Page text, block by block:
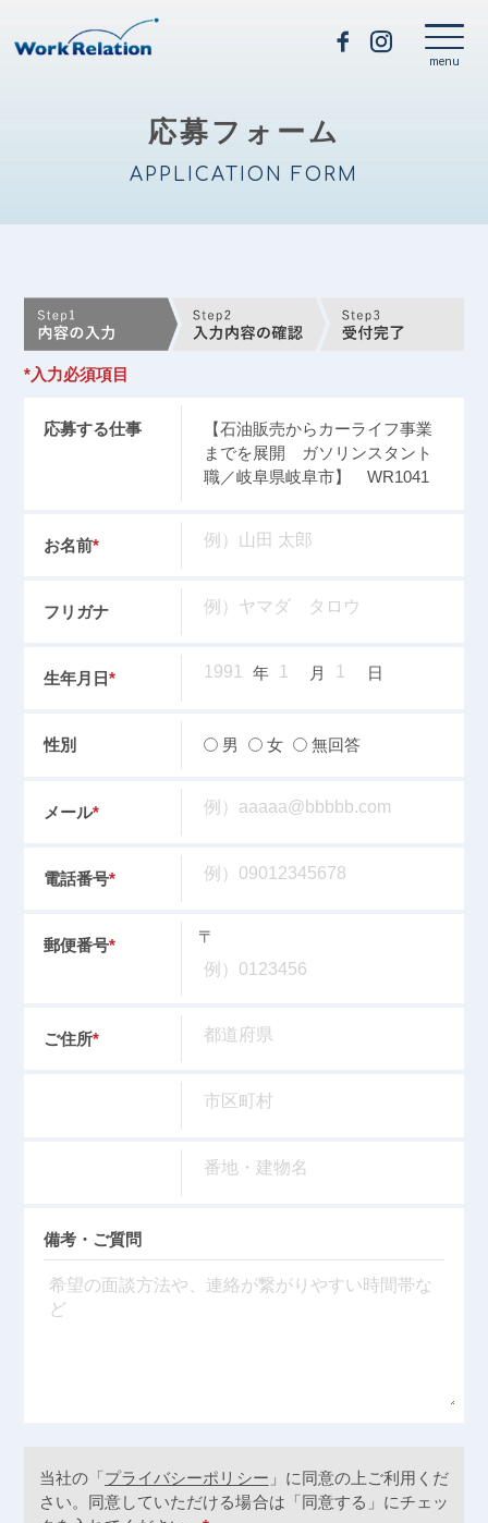
応募フォーム
APPLICATION FORM
*入力必須項目
応募する仕事
【石油販売からカーライフ事業
までを展開 ガソリンスタント
職／岐阜県岐阜市】 WR1041
お名前*
フリガナ
生年月日* 年 月 日
性別 男 女 無回答
メール*
電話番号*
郵便番号* 〒
ご住所*
備考・ご質問
当社の「プライバシーポリシー 」に同意の上ご利用くだ
さい。同意していただける場合は「同意する」にチェッ